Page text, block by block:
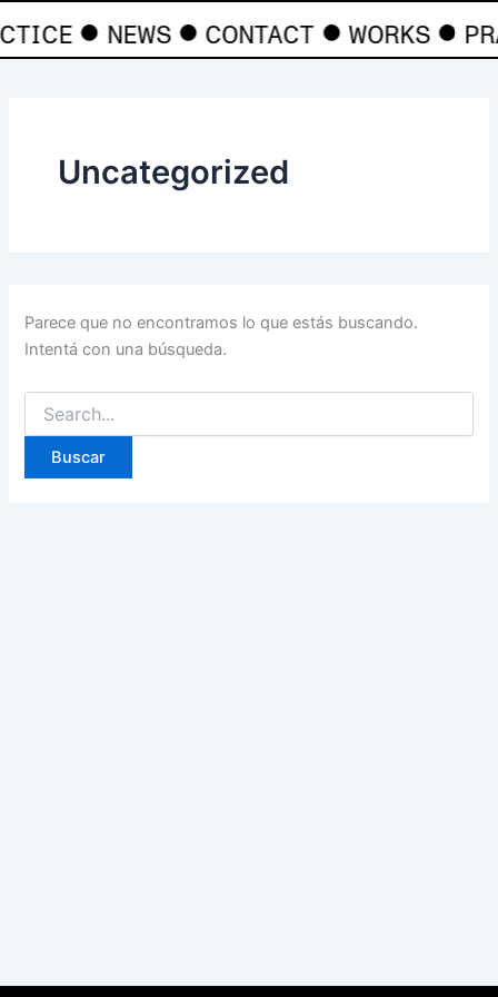
● NEWS ● CONTACT ● WORKS ●
al
contenido
Uncategorized
Parece que no encontramos lo que estás buscando.
Intentá con una búsqueda.
por: